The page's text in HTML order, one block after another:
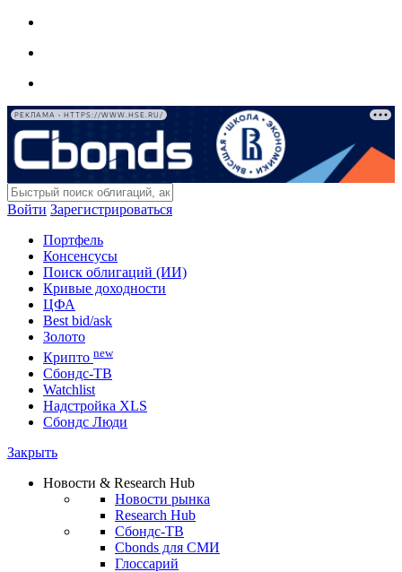
РЕКЛАМА • HTTPS://WWW.HSE.RU/
Войти Зарегистрироваться
Портфель
Консенсусы
Поиск облигаций (ИИ)
Кривые доходности
ЦФА
Best bid/ask
Золото
Крипто new
Сбондс-ТВ
Watchlist
Надстройка XLS
Сбондс Люди
Закрыть
Новости & Research Hub
Новости рынка
Research Hub
Сбондс-ТВ
Cbonds для СМИ
Глоссарий